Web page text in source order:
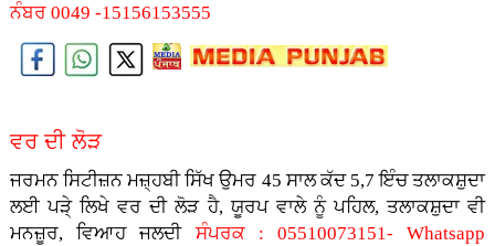
ਨੰਬਰ 0049 -15156153555
ਵਰ ਦੀ ਲੋੜ
ਜਰਮਨ ਸਿਟੀਜ਼ਨ ਮਜ਼੍ਹਬੀ ਸਿੱਖ ਉਮਰ 45 ਸਾਲ ਕੱਦ 5,7 ਇੰਚ ਤਲਾਕਸ਼ੁਦਾ
ਲਈ ਪੜੇ੍ ਲਿਖੇ ਵਰ ਦੀ ਲੋੜ ਹੈ, ਯੂਰਪ ਵਾਲੇ ਨੂੰ ਪਹਿਲ, ਤਲਾਕਸ਼ੁਦਾ ਵੀ
ਮਨਜ਼ੂਰ, ਵਿਆਹ ਜਲਦੀਸੰਪਰਕ : 05510073151- Whatsapp